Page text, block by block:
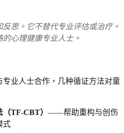
思。它不替代专业评估或治疗。
心理健康专业人士。
业人士合作，几种循证方法对童
TF-CBT） ——帮助重构与创伤
式